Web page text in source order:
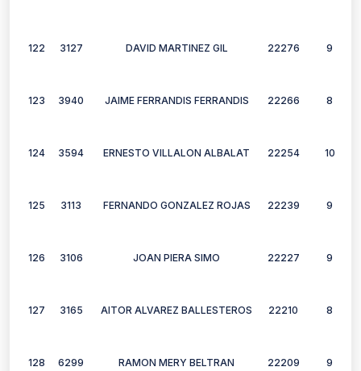
122 3127 DAVID MARTINEZ GIL 22276 9
123 3940 JAIME FERRANDIS FERRANDIS 22266 8
124 3594 ERNESTO VILLALON ALBALAT 22254 10
125 3113 FERNANDO GONZALEZ ROJAS 22239 9
126 3106 JOAN PIERA SIMO 22227 9
127 3165 AITOR ALVAREZ BALLESTEROS 22210 8
128 6299 RAMON MERY BELTRAN 22209 9